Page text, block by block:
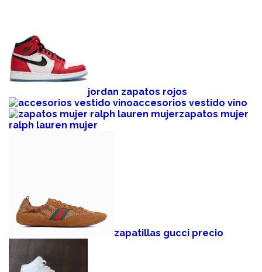
jordan zapatos rojos
accesorios vestido vino
zapatos mujer
ralph lauren mujer
zapatillas gucci precio